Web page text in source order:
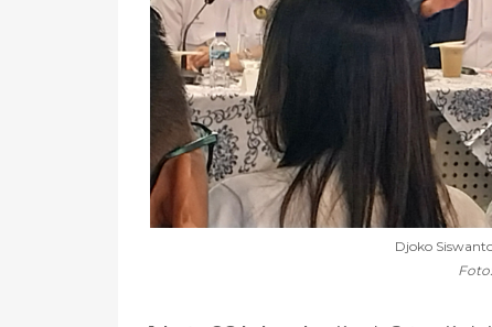
Djoko